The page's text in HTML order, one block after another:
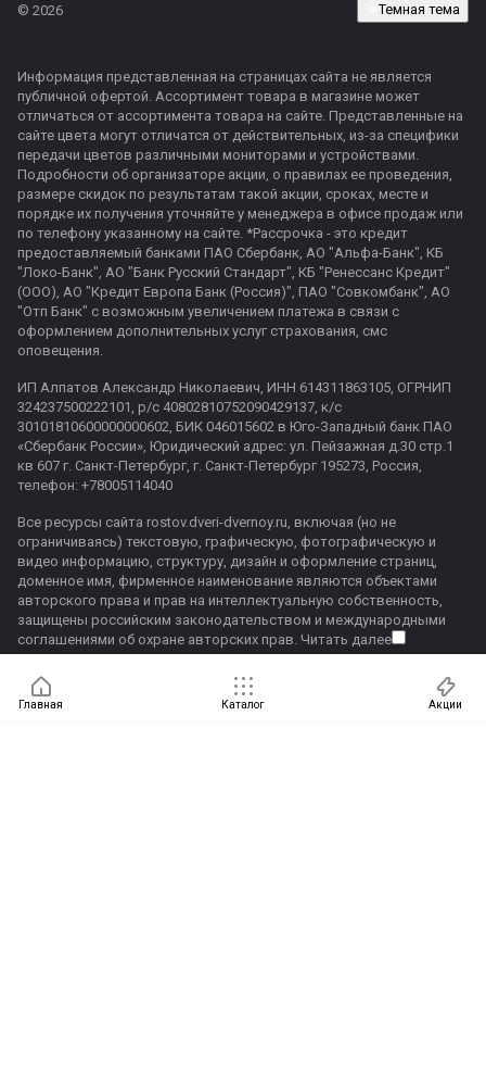
Главная Каталог Акции
© 2026 Темная тема
Информация представленная на страницах сайта не является
публичной офертой. Ассортимент товара в магазине может
отличаться от ассортимента товара на сайте. Представленные на
сайте цвета могут отличатся от действительных, из-за специфики
передачи цветов различными мониторами и устройствами.
Подробности об организаторе акции, о правилах ее проведения,
размере скидок по результатам такой акции, сроках, месте и
порядке их получения уточняйте у менеджера в офисе продаж или
по телефону указанному на сайте. *Рассрочка - это кредит
предоставляемый банками ПАО Сбербанк, АО "Альфа-Банк", КБ
"Локо-Банк", АО "Банк Русский Стандарт", КБ "Ренессанс Кредит"
(ООО), АО "Кредит Европа Банк (Россия)", ПАО "Совкомбанк", АО
"Отп Банк" с возможным увеличением платежа в связи с
оформлением дополнительных услуг страхования, смс
оповещения.
ИП Алпатов Александр Николаевич, ИНН 614311863105, ОГРНИП
324237500222101, р/с 40802810752090429137, к/с
30101810600000000602, БИК 046015602 в Юго-Западный банк ПАО
«Сбербанк России», Юридический адрес: ул. Пейзажная д.30 стр.1
кв 607 г. Санкт-Петербург, г. Санкт-Петербург 195273, Россия,
телефон: +78005114040
Все ресурсы сайта rostov.dveri-dvernoy.ru, включая (но не
ограничиваясь) текстовую, графическую, фотографическую и
видео информацию, структуру, дизайн и оформление страниц,
доменное имя, фирменное наименование являются объектами
авторского права и прав на интеллектуальную собственность,
защищены российским законодательством и международными
соглашениями об охране авторских прав. Читать далее